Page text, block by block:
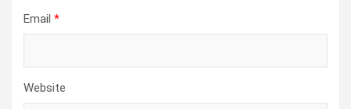
Email *
Website